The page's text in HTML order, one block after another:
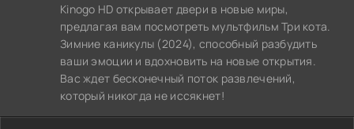
Kinogo HD открывает двери в новые миры,
предлагая вам посмотреть мультфильм Три кота.
Зимние каникулы (2024), способный разбудить
ваши эмоции и вдохновить на новые открытия.
Вас ждет бесконечный поток развлечений,
который никогда не иссякнет!